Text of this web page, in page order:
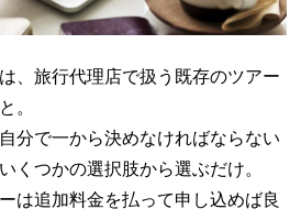
、旅行代理店で扱う既存のツアー
。
分で一から決めなければならない
くつかの選択肢から選ぶだけ。
は追加料金を払って申し込めば良